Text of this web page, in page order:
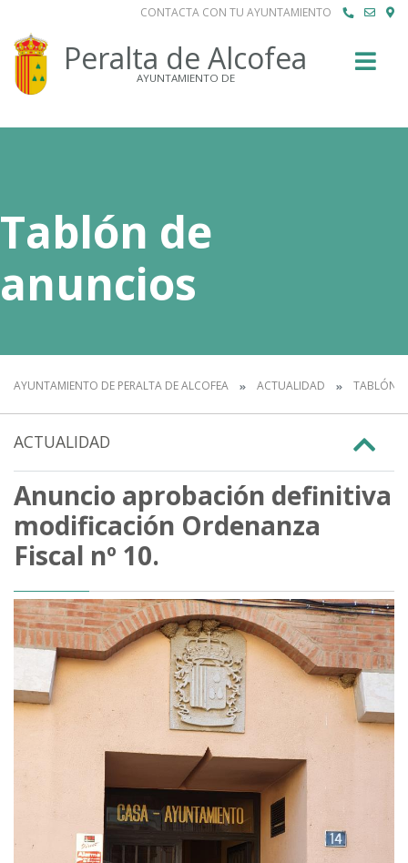
CONTACTA CON TU AYUNTAMIENTO
Peralta de Alcofea
AYUNTAMIENTO DE
Tablón de
anuncios
AYUNTAMIENTO DE PERALTA DE ALCOFEA ACTUALIDAD TABLÓN
ACTUALIDAD
Anuncio aprobación definitiva
modificación Ordenanza
Fiscal nº 10.